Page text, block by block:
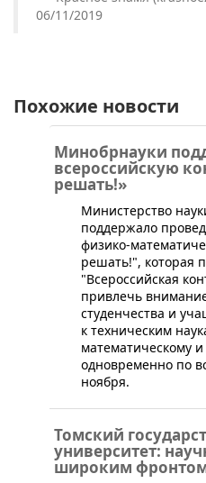
06/11/2019
Похожие новости
Минобрнауки
всероссийскую
решать!»
​Министерство
поддержало
физико-
решать!", которая
"Всероссийская
привлечь
студенчества и
к техническим
математическому
одновременно по
ноября.
Томский
университет:
широким